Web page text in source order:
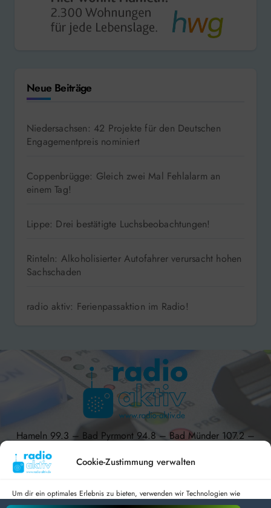
Cookie-Zustimmung verwalten
Um dir ein optimales Erlebnis zu bieten, verwenden wir Technologien wie
Cookies, um Geräteinformationen zu speichern und/oder darauf zuzugreifen.
Neue Beiträge
Niedersachsen: 42 Projekte für den Deutschen
Engagementpreis nominiert
Coppenbrügge: Gleich zwei Mal Fehlalarm an
einem Tag!
Lippe: Drei bestätigte Luchsbeobachtungen!
Rinteln: Alkoholisierter Autofahrer verursacht hohen
Sachschaden
radio aktiv: Ferienpassaktion im Radio!
Hameln 99.3 – Bad Pyrmont 94.8 – Bad Münder 107.2 –
DAB+ 9C